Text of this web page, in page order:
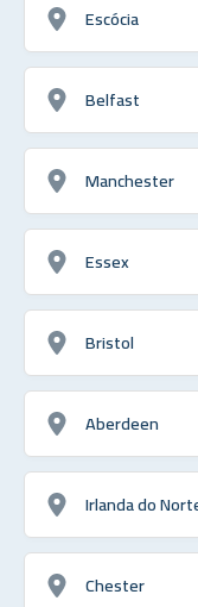
Escócia
Belfast
Manchester
Essex
Bristol
Aberdeen
Irlanda do
Chester